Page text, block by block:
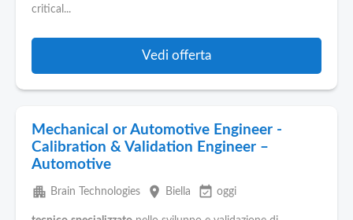
critical...
Vedi offerta
Mechanical or Automotive Engineer -
Calibration & Validation Engineer –
Automotive
apartment Brain Technologies place Biella event_available oggi